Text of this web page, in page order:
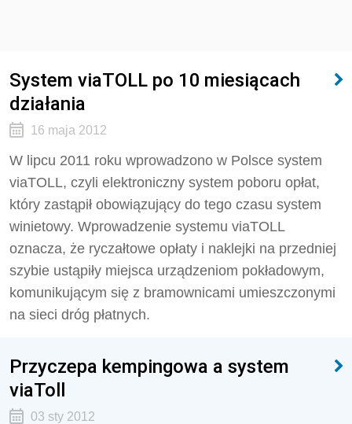
System viaTOLL po 10 miesiącach
działania
16 maja 2012
W lipcu 2011 roku wprowadzono w Polsce system
viaTOLL, czyli elektroniczny system poboru opłat,
który zastąpił obowiązujący do tego czasu system
winietowy. Wprowadzenie systemu viaTOLL
oznacza, że ryczałtowe opłaty i naklejki na przedniej
szybie ustąpiły miejsca urządzeniom pokładowym,
komunikującym się z bramownicami umieszczonymi
na sieci dróg płatnych.
Przyczepa kempingowa a system
viaToll
03 sty 2012